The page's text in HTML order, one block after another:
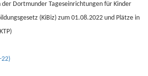
Dortmunder Tageseinrichtungen für Kinder
(KiBiz) zum 01.08.2022 und Plätze in
22)